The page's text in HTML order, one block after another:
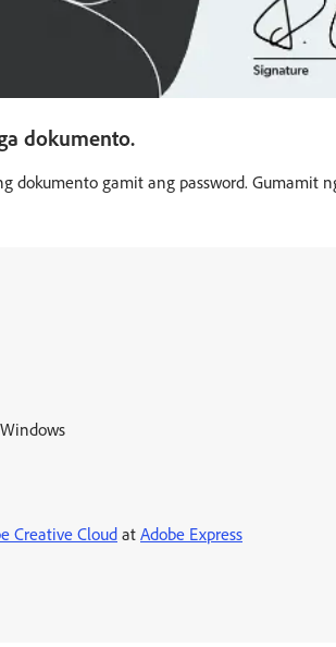
dokumento.
dokumento gamit ang password. Gumamit
Creative Cloudat Adobe Express